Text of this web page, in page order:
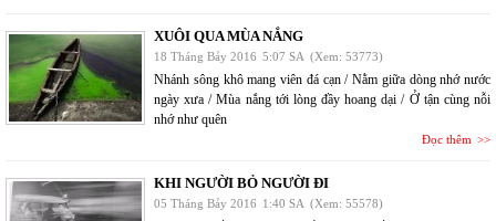
XUÔI QUA MÙA NẮNG
18 Tháng Bảy 2016 5:07 SA (Xem: 53773)
Nhánh sông khô mang viên đá cạn / Nằm giữa dòng nhớ nước
ngày xưa / Mùa nắng tới lòng đầy hoang dại / Ở tận cùng nỗi
nhớ như quên
Đọc thêm
KHI NGƯỜI BỎ NGƯỜI ĐI
05 Tháng Bảy 2016 1:40 SA (Xem: 55578)